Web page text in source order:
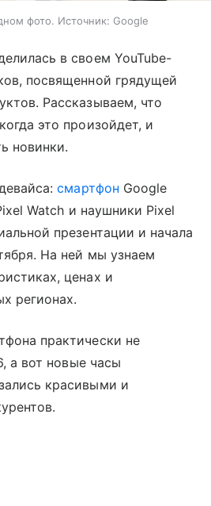
фото. Источник: Google
в своем YouTube-
посвященной грядущей
Рассказываем, что
это произойдет, и
новинки.
смартфон Google
Watch и наушники Pixel
презентации и начала
На ней мы узнаем
ценах и
регионах.
практически не
а вот новые часы
красивыми и